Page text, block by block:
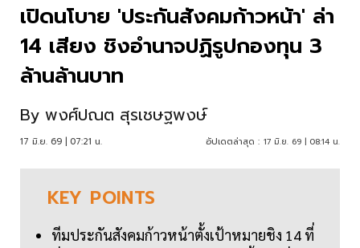
เปิดนโบาย 'ประกันสังคมก้าวหน้า' ล่า
14 เสียง ชิงอำนาจปฏิรูปกองทุน 3
ล้านล้านบาท
By พงศ์ปณต สุรเชษฐพงษ์
17 มิ.ย. 69 | 07:21 น. อัปเดตล่าสุด : 17 มิ.ย. 69 | 08:14 น.
KEY POINTS
ทีมประกันสังคมก้าวหน้าตั้งเป้าหมายชิง 14 ที่